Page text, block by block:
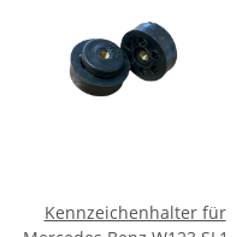
Kennzeichenhalter für